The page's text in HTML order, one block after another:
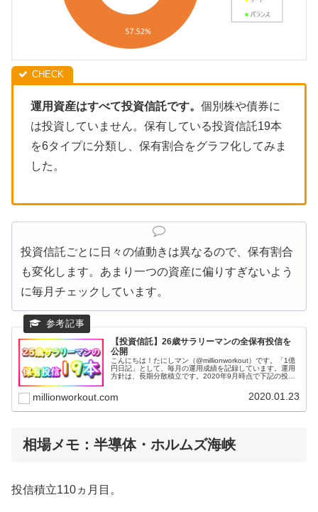
運用資産はすべて投資信託です。 個別株や債券に
は投資していません。保有している投資信託19本
を6タイプに分類し、保有割合をグラフ化してみま
した。
投資信託ごとに日々の値動きは異なるので、保有割合
も変化します。あまり一つの資産に偏りすぎないよう
に毎月チェックしています。
【投資信託】26歳サラリーマンの全保有投信を
公開
こんにちは！たにしマン（@millionworkout）です。「1億
円日記」として、毎月の運用成績を記録しています。運用
方針は、長期分散積立です。2020年9月時点で下記の投資
millionworkout.com 2020.01.23
相場メモ：半導体・ホルムズ海峡
投信積立110ヵ月目。